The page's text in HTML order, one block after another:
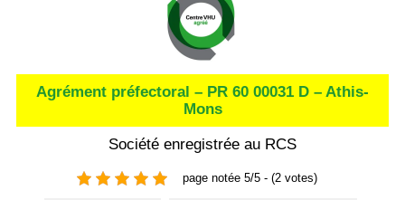
Agrément préfectoral – PR 60 00031 D – Athis-
Mons
Société enregistrée au RCS
page notée 5/5 - (2 votes)